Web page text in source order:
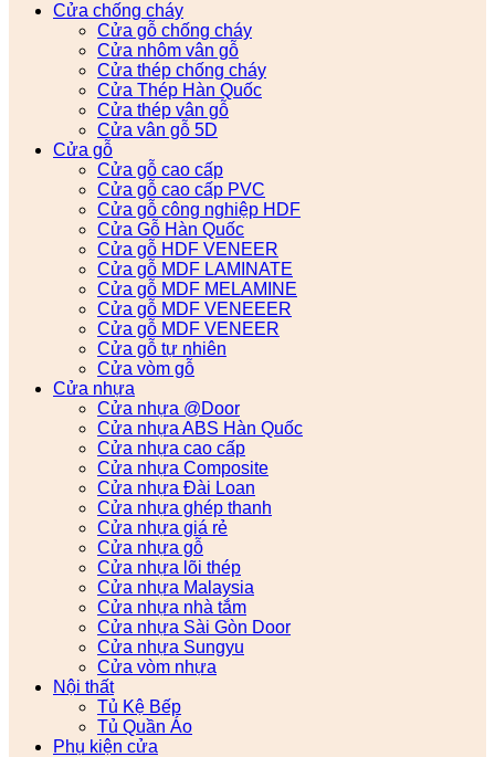
Cửa chống cháy
Cửa gỗ chống cháy
Cửa nhôm vân gỗ
Cửa thép chống cháy
Cửa Thép Hàn Quốc
Cửa thép vân gỗ
Cửa vân gỗ 5D
Cửa gỗ
Cửa gỗ cao cấp
Cửa gỗ cao cấp PVC
Cửa gỗ công nghiệp HDF
Cửa Gỗ Hàn Quốc
Cửa gỗ HDF VENEER
Cửa gỗ MDF LAMINATE
Cửa gỗ MDF MELAMINE
Cửa gỗ MDF VENEEER
Cửa gỗ MDF VENEER
Cửa gỗ tự nhiên
Cửa vòm gỗ
Cửa nhựa
Cửa nhựa @Door
Cửa nhựa ABS Hàn Quốc
Cửa nhựa cao cấp
Cửa nhựa Composite
Cửa nhựa Đài Loan
Cửa nhựa ghép thanh
Cửa nhựa giá rẻ
Cửa nhựa gỗ
Cửa nhựa lõi thép
Cửa nhựa Malaysia
Cửa nhựa nhà tắm
Cửa nhựa Sài Gòn Door
Cửa nhựa Sungyu
Cửa vòm nhựa
Nội thất
Tủ Kệ Bếp
Tủ Quần Áo
Phụ kiện cửa